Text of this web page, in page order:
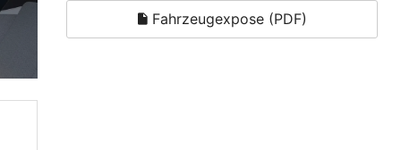
Fahrzeugexpose (PDF)